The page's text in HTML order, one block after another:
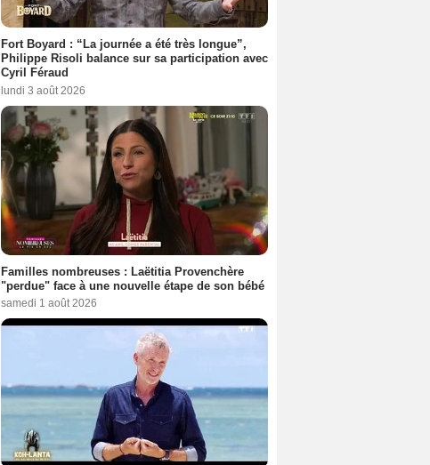
Fort Boyard : “La journée a été très longue”,
Philippe Risoli balance sur sa participation avec
Cyril Féraud
lundi 3 août 2026
Familles nombreuses : Laëtitia Provenchère
"perdue" face à une nouvelle étape de son bébé
samedi 1 août 2026